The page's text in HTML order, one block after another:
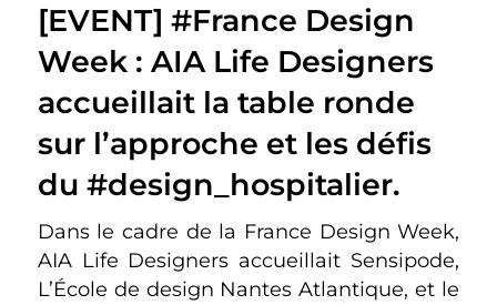
[EVENT] #France Design
Week : AIA Life Designers
accueillait la table ronde
sur l’approche et les défis
du #design_hospitalier.
Dans le cadre de la France Design Week,
AIA Life Designers accueillait Sensipode,
L’École de design Nantes Atlantique, et le